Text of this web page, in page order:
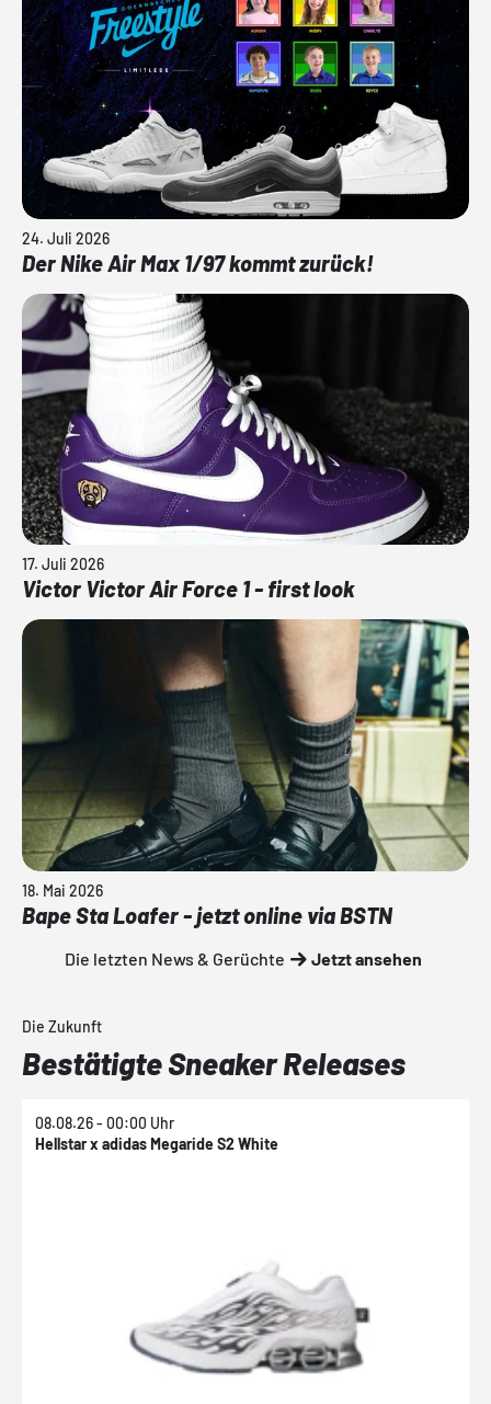
24. Juli 2026
Der Nike Air Max 1/97 kommt zurück!
17. Juli 2026
Victor Victor Air Force 1 - first look
18. Mai 2026
Bape Sta Loafer - jetzt online via BSTN
Die letzten News & Gerüchte Jetzt ansehen
Die Zukunft
Bestätigte Sneaker Releases
08.08.26 - 00:00 Uhr
Hellstar x adidas Megaride S2 White